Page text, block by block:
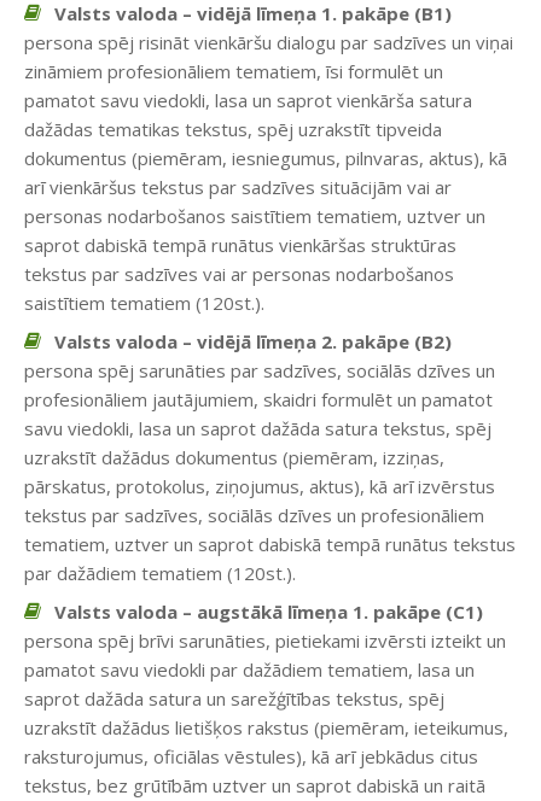
Valsts valoda – vidējā līmeņa 1. pakāpe (B1)
persona spēj risināt vienkāršu dialogu par sadzīves un viņai
zināmiem profesionāliem tematiem, īsi formulēt un
pamatot savu viedokli, lasa un saprot vienkārša satura
dažādas tematikas tekstus, spēj uzrakstīt tipveida
dokumentus (piemēram, iesniegumus, pilnvaras, aktus), kā
arī vienkāršus tekstus par sadzīves situācijām vai ar
personas nodarbošanos saistītiem tematiem, uztver un
saprot dabiskā tempā runātus vienkāršas struktūras
tekstus par sadzīves vai ar personas nodarbošanos
saistītiem tematiem (120st.).
Valsts valoda – vidējā līmeņa 2. pakāpe (B2)
persona spēj sarunāties par sadzīves, sociālās dzīves un
profesionāliem jautājumiem, skaidri formulēt un pamatot
savu viedokli, lasa un saprot dažāda satura tekstus, spēj
uzrakstīt dažādus dokumentus (piemēram, izziņas,
pārskatus, protokolus, ziņojumus, aktus), kā arī izvērstus
tekstus par sadzīves, sociālās dzīves un profesionāliem
tematiem, uztver un saprot dabiskā tempā runātus tekstus
par dažādiem tematiem (120st.).
Valsts valoda – augstākā līmeņa 1. pakāpe (C1)
persona spēj brīvi sarunāties, pietiekami izvērsti izteikt un
pamatot savu viedokli par dažādiem tematiem, lasa un
saprot dažāda satura un sarežģītības tekstus, spēj
uzrakstīt dažādus lietišķos rakstus (piemēram, ieteikumus,
raksturojumus, oficiālas vēstules), kā arī jebkādus citus
tekstus, bez grūtībām uztver un saprot dabiskā un raitā